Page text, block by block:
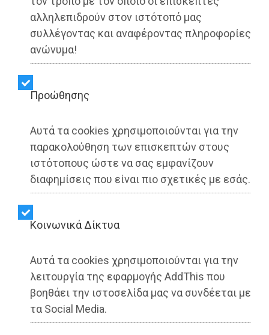
αλληλεπιδρούν στον ιστότοπό μας
συλλέγοντας και αναφέροντας πληροφορίες
ανώνυμα!
Προώθησης
Αυτά τα cookies χρησιμοποιούνται για την
παρακολούθηση των επισκεπτών στους
ιστότοπους ώστε να σας εμφανίζουν
διαφημίσεις που είναι πιο σχετικές με εσάς.
Kοινωνικά Δίκτυα
Αυτά τα cookies χρησιμοποιούνται για την
λειτουργία της εφαρμογής AddThis που
βοηθάει την ιστοσελίδα μας να συνδέεται με
τα Social Media.
Dimotisnews | 13/10/2025 - 13:07
▶️ Ακούστε το κείμενο
Στην πρόσφατη συνάντηση που
πραγματοποίησε ο Δήμαρχος Παιανίας,
Ισίδωρος Μάδης, με την Υπουργό Πολιτισμού,
Λίνα Μενδώνη, οι εργασίες για την ανέγερση
του 5ου Δημοτικού Σχολείου και το Σπήλαιο